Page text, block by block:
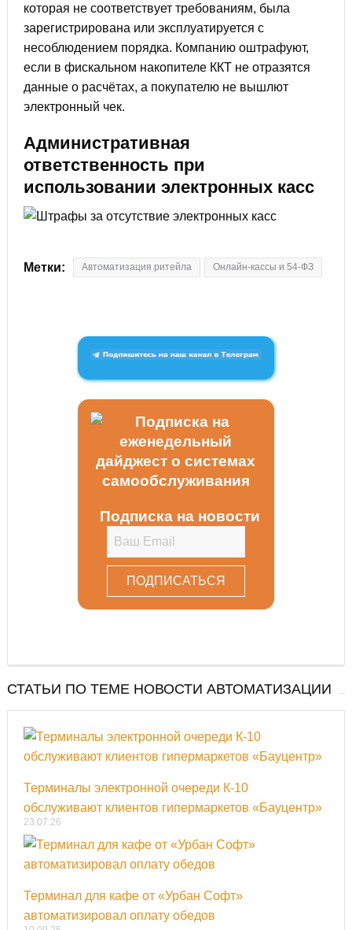
которая не соответствует требованиям, была
зарегистрирована или эксплуатируется с
несоблюдением порядка. Компанию оштрафуют,
если в фискальном накопителе ККТ не отразятся
данные о расчётах, а покупателю не вышлют
электронный чек.
Административная
ответственность при
использовании электронных касс
Метки: Автоматизация ритейла Онлайн-кассы и 54-ФЗ
Подписка на новости
СТАТЬИ ПО ТЕМЕ НОВОСТИ АВТОМАТИЗАЦИИ
Терминалы электронной очереди К-10
обслуживают клиентов гипермаркетов «Бауцентр»
23.07.26
Терминал для кафе от «Урбан Софт»
автоматизировал оплату обедов